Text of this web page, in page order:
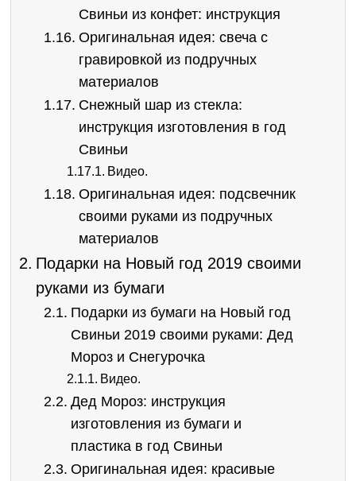
Свиньи из конфет: инструкция
Оригинальная идея: свеча с
гравировкой из подручных
материалов
Снежный шар из стекла:
инструкция изготовления в год
Свиньи
Видео.
Оригинальная идея: подсвечник
своими руками из подручных
материалов
Подарки на Новый год 2019 своими
руками из бумаги
Подарки из бумаги на Новый год
Свиньи 2019 своими руками: Дед
Мороз и Снегурочка
Видео.
Дед Мороз: инструкция
изготовления из бумаги и
пластика в год Свиньи
Оригинальная идея: красивые